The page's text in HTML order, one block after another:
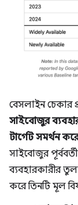
বেসলাইন চেকার
সাইবোজুর
টার্গেট সমর্থন
সাইবোজুর
ব্যবহারকারীর
করে তিনটি মূল